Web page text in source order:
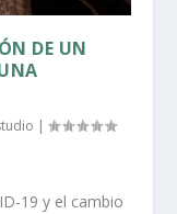
DE UN
|
19 y el cambio